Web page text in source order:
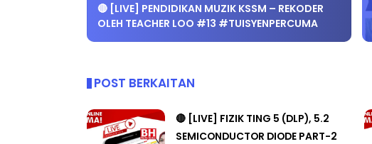
🔴 [LIVE] PENDIDIKAN MUZIK KSSM – REKODER
OLEH TEACHER LOO #13 #TUISYENPERCUMA
POST BERKAITAN
🔴 [LIVE] FIZIK TING 5 (DLP), 5.2
SEMICONDUCTOR DIODE PART-2